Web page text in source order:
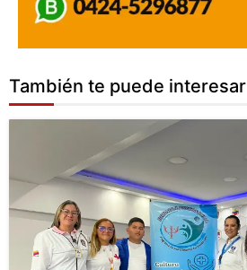
También te puede interesar